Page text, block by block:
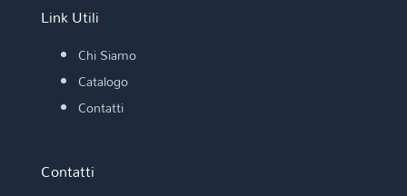
Link Utili
Chi Siamo
Catalogo
Contatti
Contatti